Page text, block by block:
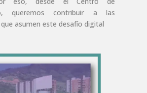
queremos contribuir a las
asumen este desafío digital